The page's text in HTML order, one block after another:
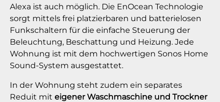
Alexa ist auch möglich. Die EnOcean Technologie
sorgt mittels frei platzierbaren und batterielosen
Funkschaltern für die einfache Steuerung der
Beleuchtung, Beschattung und Heizung. Jede
Wohnung ist mit dem hochwertigen Sonos Home
Sound-System ausgestattet.
In der Wohnung steht zudem ein separates
Reduit mit eigener Waschmaschine und Trockner